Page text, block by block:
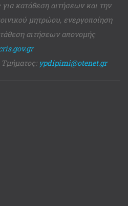
κατάθεση αιτήσεων και την
μητρώου, ενεργοποίηση
αιτήσεων απονομής
Τμήματος: ypdipimi@otenet.gr